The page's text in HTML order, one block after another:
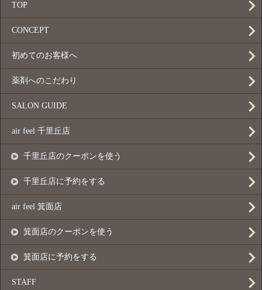
TOP
CONCEPT
初めてのお客様へ
薬剤へのこだわり
SALON GUIDE
air feel 千里丘店
千里丘店のクーポンを使う
千里丘店に予約をする
air feel 箕面店
箕面店のクーポンを使う
箕面店に予約をする
STAFF